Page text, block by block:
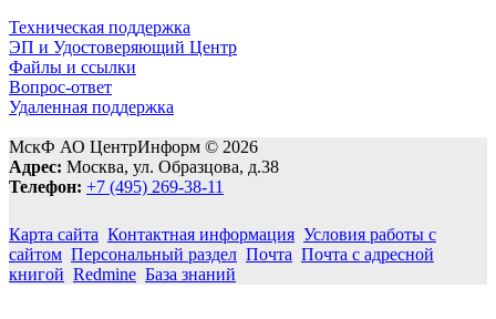
Техническая поддержка
ЭП и Удостоверяющий Центр
Файлы и ссылки
Вопрос-ответ
Удаленная поддержка
МскФ АО ЦентрИнформ © 2026
Адрес: Москва, ул. Образцова, д.38
Телефон: +7 (495) 269-38-11
Карта сайта Контактная информация Условия работы с
сайтом Персональный раздел Почта Почта с адресной
книгой Redmine База знаний